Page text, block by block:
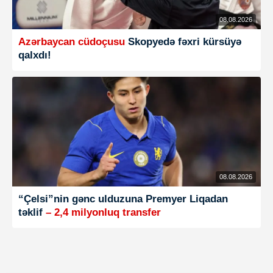
08.08.2026
Azərbaycan cüdoçusu Skopyedə fəxri kürsüyə
qalxdı!
08.08.2026
“Çelsi”nin gənc ulduzuna Premyer Liqadan
təklif – 2,4 milyonluq transfer